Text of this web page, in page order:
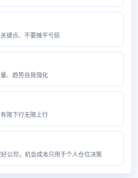
键点、不要摊平亏损
、趋势自我强化
限下行无限上行
公司，机会成本只用于个人仓位决策